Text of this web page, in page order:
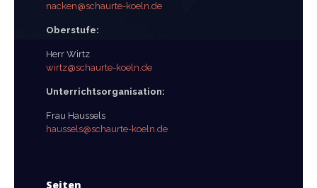
nacken@schaurte-koeln.de
Oberstufe:
Herr Wirtz
wirtz@schaurte-koeln.de
Unterrichtsorganisation:
Frau Haussels
haussels@schaurte-koeln.de
Seiten